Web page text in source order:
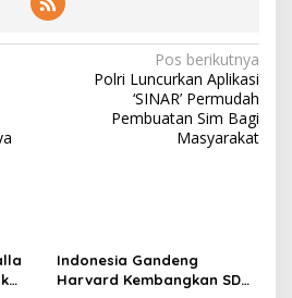
Pos berikutnya
Polri Luncurkan Aplikasi
‘SINAR’ Permudah
Pembuatan Sim Bagi
Masyarakat
Indonesia Gandeng
Harvard Kembangkan SDM